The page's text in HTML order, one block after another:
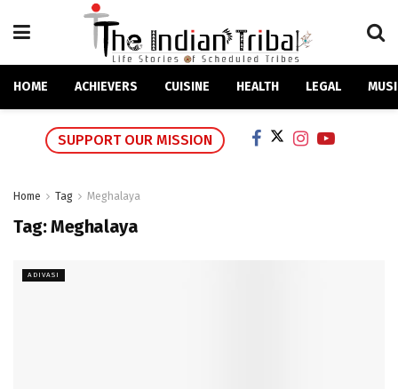
HOME ACHIEVERS CUISINE HEALTH LEGAL
SUPPORT OUR MISSION
Home Tag Meghalaya
Tag:Meghalaya
ADIVASI